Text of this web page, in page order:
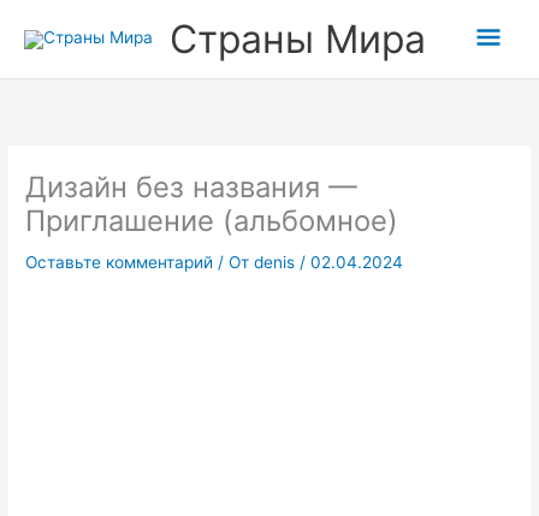
Страны Мира
Дизайн без названия —
Приглашение (альбомное)
Оставьте комментарий / Отdenis/02.04.2024
вверх